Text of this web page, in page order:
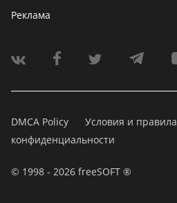
Реклама
DMCA Policy Условия и правила
конфиденциальности
© 1998 - 2026 freeSOFT ®